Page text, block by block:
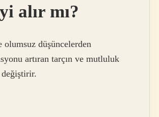
alır mı?
olumsuz düşüncelerden
artıran tarçın ve mutluluk